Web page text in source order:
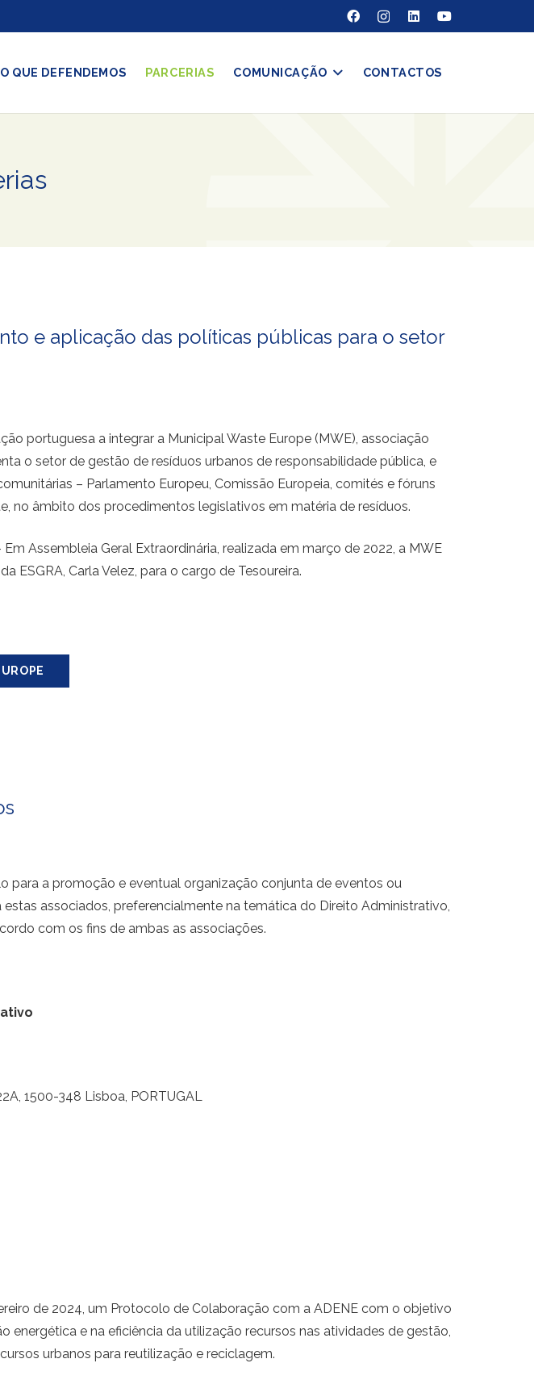
O QUE DEFENDEMOS PARCERIAS COMUNICAÇÃO CONTACTOS
e aplicação das políticas públicas para o setor
portuguesa a integrar a Municipal Waste Europe (MWE), associação
o setor de gestão de resíduos urbanos de responsabilidade pública, e
– Parlamento Europeu, Comissão Europeia, comités e fóruns
no âmbito dos procedimentos legislativos em matéria de resíduos.
Em Assembleia Geral Extraordinária, realizada em março de 2022, a MWE
ESGRA, Carla Velez, para o cargo de Tesoureira.
para a promoção e eventual organização conjunta de eventos ou
associados, preferencialmente na temática do Direito Administrativo,
com os fins de ambas as associações.
1500-348 Lisboa, PORTUGAL
de 2024, um Protocolo de Colaboração com a ADENE com o objetivo
energética e na eficiência da utilização recursos nas atividades de gestão,
urbanos para reutilização e reciclagem.